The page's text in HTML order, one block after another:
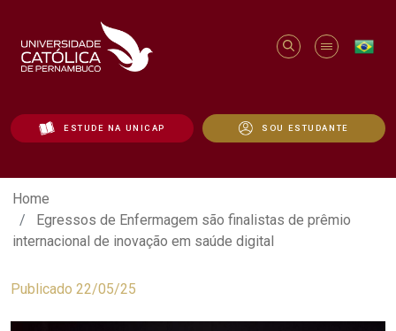
ESTUDE NA UNICAP SOU ESTUDANTE
Egressos de Enfermagem são
Home
Egressos de Enfermagem são finalistas de prêmio
internacional de inovação em saúde digital
Publicado 22/05/25